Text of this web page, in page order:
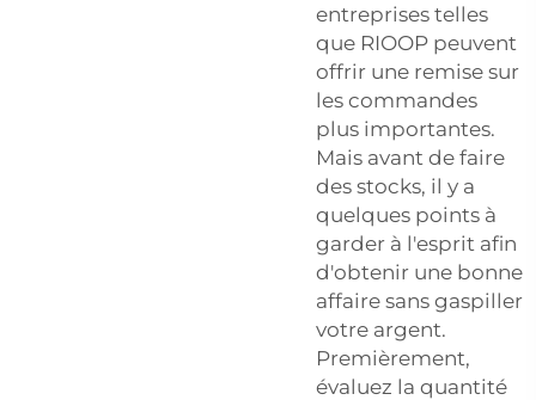
entreprises telles
que RIOOP peuvent
offrir une remise sur
les commandes
plus importantes.
Mais avant de faire
des stocks, il y a
quelques points à
garder à l'esprit afin
d'obtenir une bonne
affaire sans gaspiller
votre argent.
Premièrement,
évaluez la quantité